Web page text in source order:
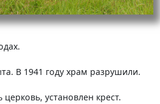
В 1941 году храм разрушили.
установлен крест.